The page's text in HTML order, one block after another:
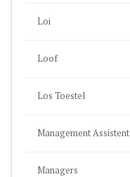
Loi
Loof
Los Toestel
Management Assistent
Managers